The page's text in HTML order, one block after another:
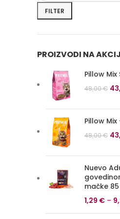
cena
cena
FILTER
PROIZVODI NA
Pillow
48,00€
je
Pillow
48,00€
je
Nuevo
mačke
1,29 € –